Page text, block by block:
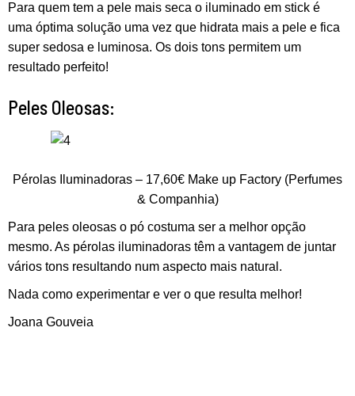
Para quem tem a pele mais seca o iluminado em stick é
uma óptima solução uma vez que hidrata mais a pele e fica
super sedosa e luminosa. Os dois tons permitem um
resultado perfeito!
Peles Oleosas:
Pérolas Iluminadoras – 17,60€ Make up Factory (Perfumes
& Companhia)
Para peles oleosas o pó costuma ser a melhor opção
mesmo. As pérolas iluminadoras têm a vantagem de juntar
vários tons resultando num aspecto mais natural.
Nada como experimentar e ver o que resulta melhor!
Joana Gouveia